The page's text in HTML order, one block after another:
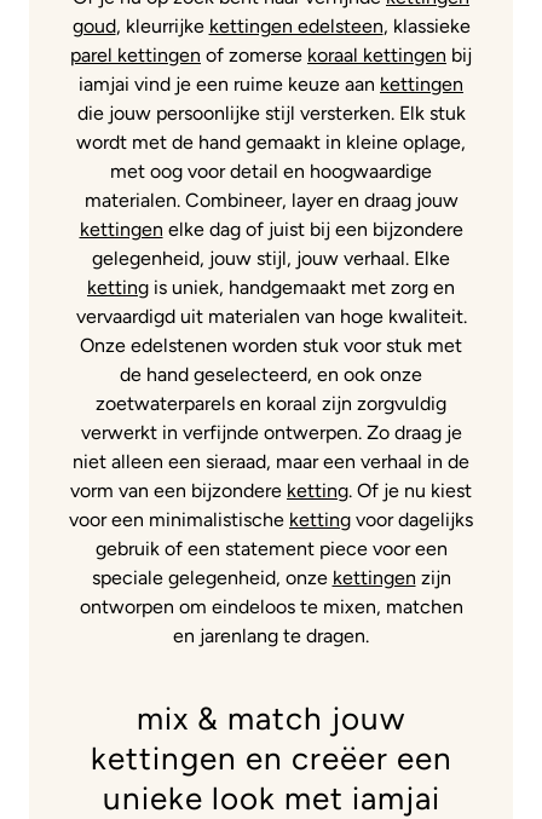
goud, kleurrijke kettingen edelsteen, klassieke
parel kettingen of zomerse koraal kettingen bij
iamjai vind je een ruime keuze aan kettingen
die jouw persoonlijke stijl versterken. Elk stuk
wordt met de hand gemaakt in kleine oplage,
met oog voor detail en hoogwaardige
materialen. Combineer, layer en draag jouw
kettingen elke dag of juist bij een bijzondere
gelegenheid, jouw stijl, jouw verhaal. Elke
ketting is uniek, handgemaakt met zorg en
vervaardigd uit materialen van hoge kwaliteit.
Onze edelstenen worden stuk voor stuk met
de hand geselecteerd, en ook onze
zoetwaterparels en koraal zijn zorgvuldig
verwerkt in verfijnde ontwerpen. Zo draag je
niet alleen een sieraad, maar een verhaal in de
vorm van een bijzondere ketting. Of je nu kiest
voor een minimalistische ketting voor dagelijks
gebruik of een statement piece voor een
speciale gelegenheid, onze kettingen zijn
ontworpen om eindeloos te mixen, matchen
en jarenlang te dragen.
mix & match jouw
kettingen en creëer een
unieke look met iamjai